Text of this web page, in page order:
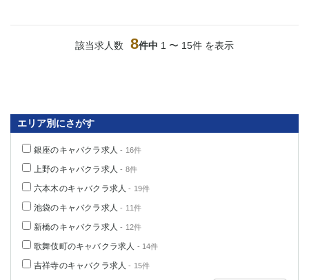
該当求人数 8件中 1 〜 15件 を表示
エリア別にさがす
銀座のキャバクラ求人- 16件
上野のキャバクラ求人- 8件
六本木のキャバクラ求人- 19件
池袋のキャバクラ求人- 11件
新橋のキャバクラ求人- 12件
歌舞伎町のキャバクラ求人 - 14件
吉祥寺のキャバクラ求人- 15件